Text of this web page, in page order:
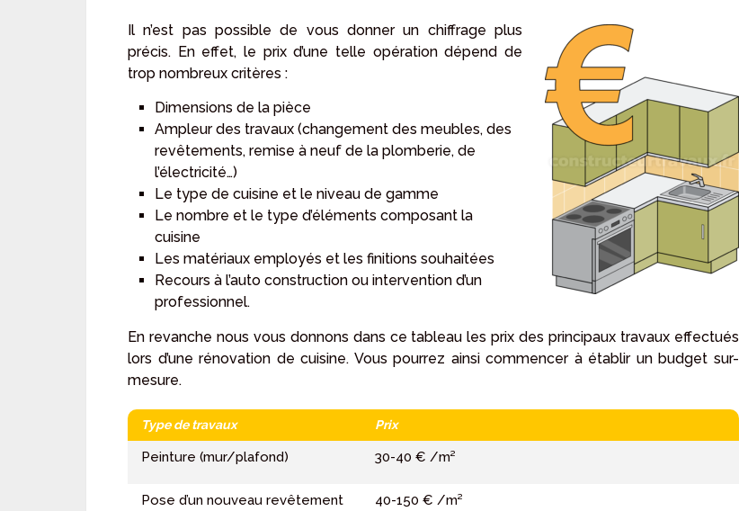
Il n’est pas possible de vous donner un chiffrage plus
précis. En effet, le prix d’une telle opération dépend de
trop nombreux critères :
Dimensions de la pièce
Ampleur des travaux (changement des meubles, des
revêtements, remise à neuf de la plomberie, de
l’électricité…)
Le type de cuisine et le niveau de gamme
Le nombre et le type d’éléments composant la
cuisine
Les matériaux employés et les finitions souhaitées
Recours à l’auto construction ou intervention d’un
professionnel.
En revanche nous vous donnons dans ce tableau les prix des principaux travaux effectués
lors d’une rénovation de cuisine. Vous pourrez ainsi commencer à établir un budget sur-
mesure.
Type de travaux Prix
Peinture (mur/plafond) 30-40 € /m²
Pose d’un nouveau revêtement
40-150 € /m²